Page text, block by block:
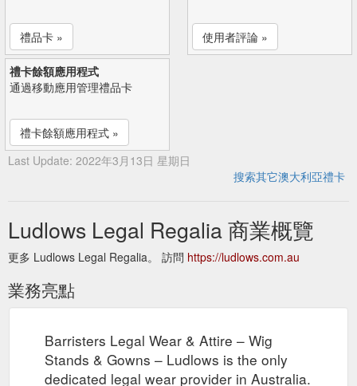
禮品卡 » 使用者評論 »
禮卡餘額應用程式
通過移動應用管理禮品卡
禮卡餘額應用程式 »
Last Update: 2022年3月13日 星期日
搜索其它澳大利亞禮卡
Ludlows Legal Regalia 商業概覽
更多 Ludlows Legal Regalia。 訪問 https://ludlows.com.au
業務亮點
Barristers Legal Wear & Attire – Wig
Stands & Gowns – Ludlows is the only
dedicated legal wear provider in Australia.